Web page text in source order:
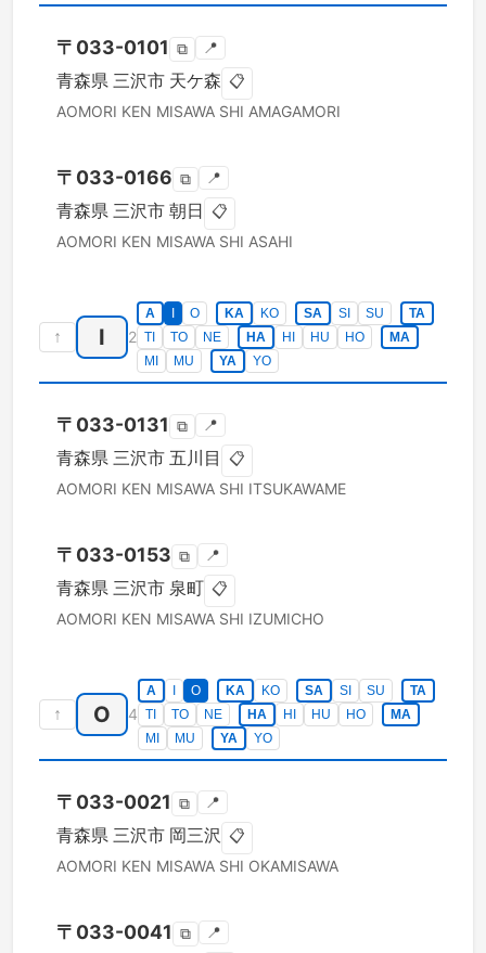
〒 033-0101 ⧉ 📍
青森県 三沢市 天ケ森 📋
AOMORI KEN MISAWA SHI AMAGAMORI
〒 033-0166 ⧉ 📍
青森県 三沢市 朝日 📋
AOMORI KEN MISAWA SHI ASAHI
↑ I 2
A O KA KO SA SI SU
TA
TI
TO NE HA HI HU HO
MA
MI
MU YA YO
〒 033-0131 ⧉ 📍
青森県 三沢市 五川目 📋
AOMORI KEN MISAWA SHI ITSUKAWAME
〒 033-0153 ⧉ 📍
青森県 三沢市 泉町 📋
AOMORI KEN MISAWA SHI IZUMICHO
↑ O 4
A O KA KO SA SI SU
TA
TI
TO NE HA HI HU HO
MA
MI
MU YA YO
〒 033-0021 ⧉ 📍
青森県 三沢市 岡三沢 📋
AOMORI KEN MISAWA SHI OKAMISAWA
〒 033-0041 ⧉ 📍